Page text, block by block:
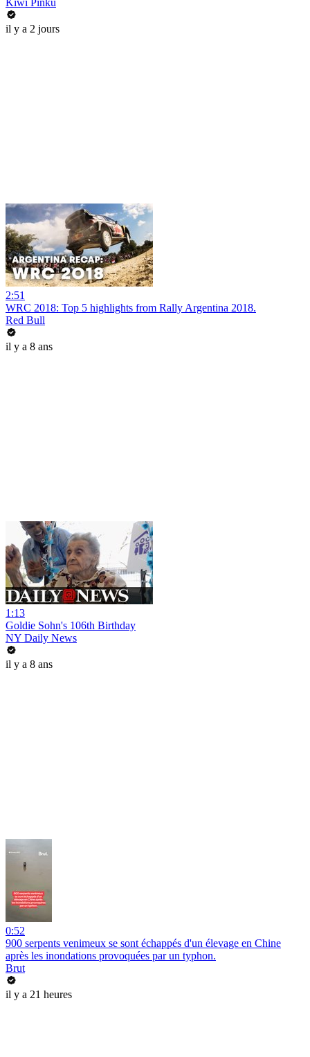
Kiwi Pinku
il y a 2 jours
2:51
WRC 2018: Top 5 highlights from Rally Argentina 2018.
Red Bull
il y a 8 ans
1:13
Goldie Sohn's 106th Birthday
NY Daily News
il y a 8 ans
0:52
900 serpents venimeux se sont échappés d'un élevage en Chine
après les inondations provoquées par un typhon.
Brut
il y a 21 heures